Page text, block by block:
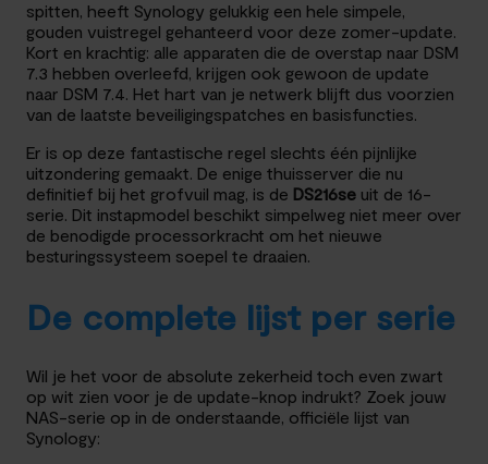
spitten, heeft Synology gelukkig een hele simpele,
gouden vuistregel gehanteerd voor deze zomer-update.
Kort en krachtig: alle apparaten die de overstap naar DSM
7.3 hebben overleefd, krijgen ook gewoon de update
naar DSM 7.4. Het hart van je netwerk blijft dus voorzien
van de laatste beveiligingspatches en basisfuncties.
Er is op deze fantastische regel slechts één pijnlijke
uitzondering gemaakt. De enige thuisserver die nu
definitief bij het grofvuil mag, is de DS216se uit de 16-
serie. Dit instapmodel beschikt simpelweg niet meer over
de benodigde processorkracht om het nieuwe
besturingssysteem soepel te draaien.
De complete lijst per serie
Wil je het voor de absolute zekerheid toch even zwart
op wit zien voor je de update-knop indrukt? Zoek jouw
NAS-serie op in de onderstaande, officiële lijst van
Synology: